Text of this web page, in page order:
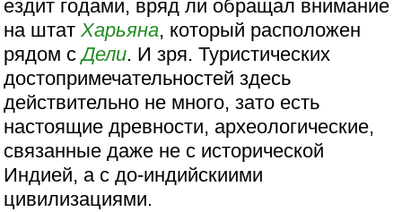
ездит годами, вряд ли обращал внимание
на штатХарьяна, который расположен
рядом сДели. И зря. Туристических
достопримечательностей здесь
действительно не много, зато есть
настоящие древности, археологические,
связанные даже не с исторической
Индией, а с до-индийскиими
цивилизациями.